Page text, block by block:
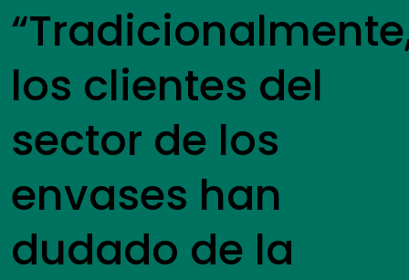
los clientes del
sector de los
envases han
dudado de la